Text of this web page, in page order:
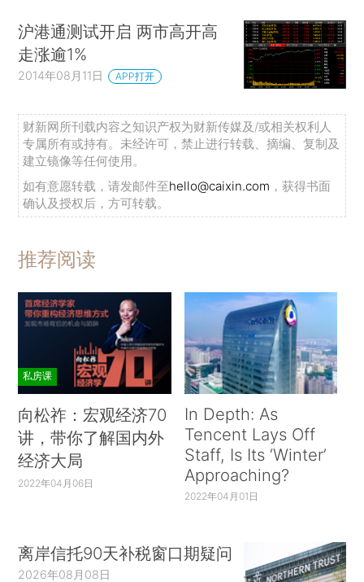
沪港通测试开启 两市高开高
走涨逾1%
2014年08月11日 APP打开
财新网所刊载内容之知识产权为财新传媒及/或相关权利人
专属所有或持有。未经许可，禁止进行转载、摘编、复制及
建立镜像等任何使用。
如有意愿转载，请发邮件至hello@caixin.com ，获得书面
确认及授权后，方可转载。
推荐阅读
私房课
向松祚：宏观经济70
讲，带你了解国内外
经济大局
2022年04月06日
In Depth: As
Tencent Lays Off
Staff, Is Its ‘Winter’
Approaching?
2022年04月01日
离岸信托90天补税窗口期疑问
2026年08月08日